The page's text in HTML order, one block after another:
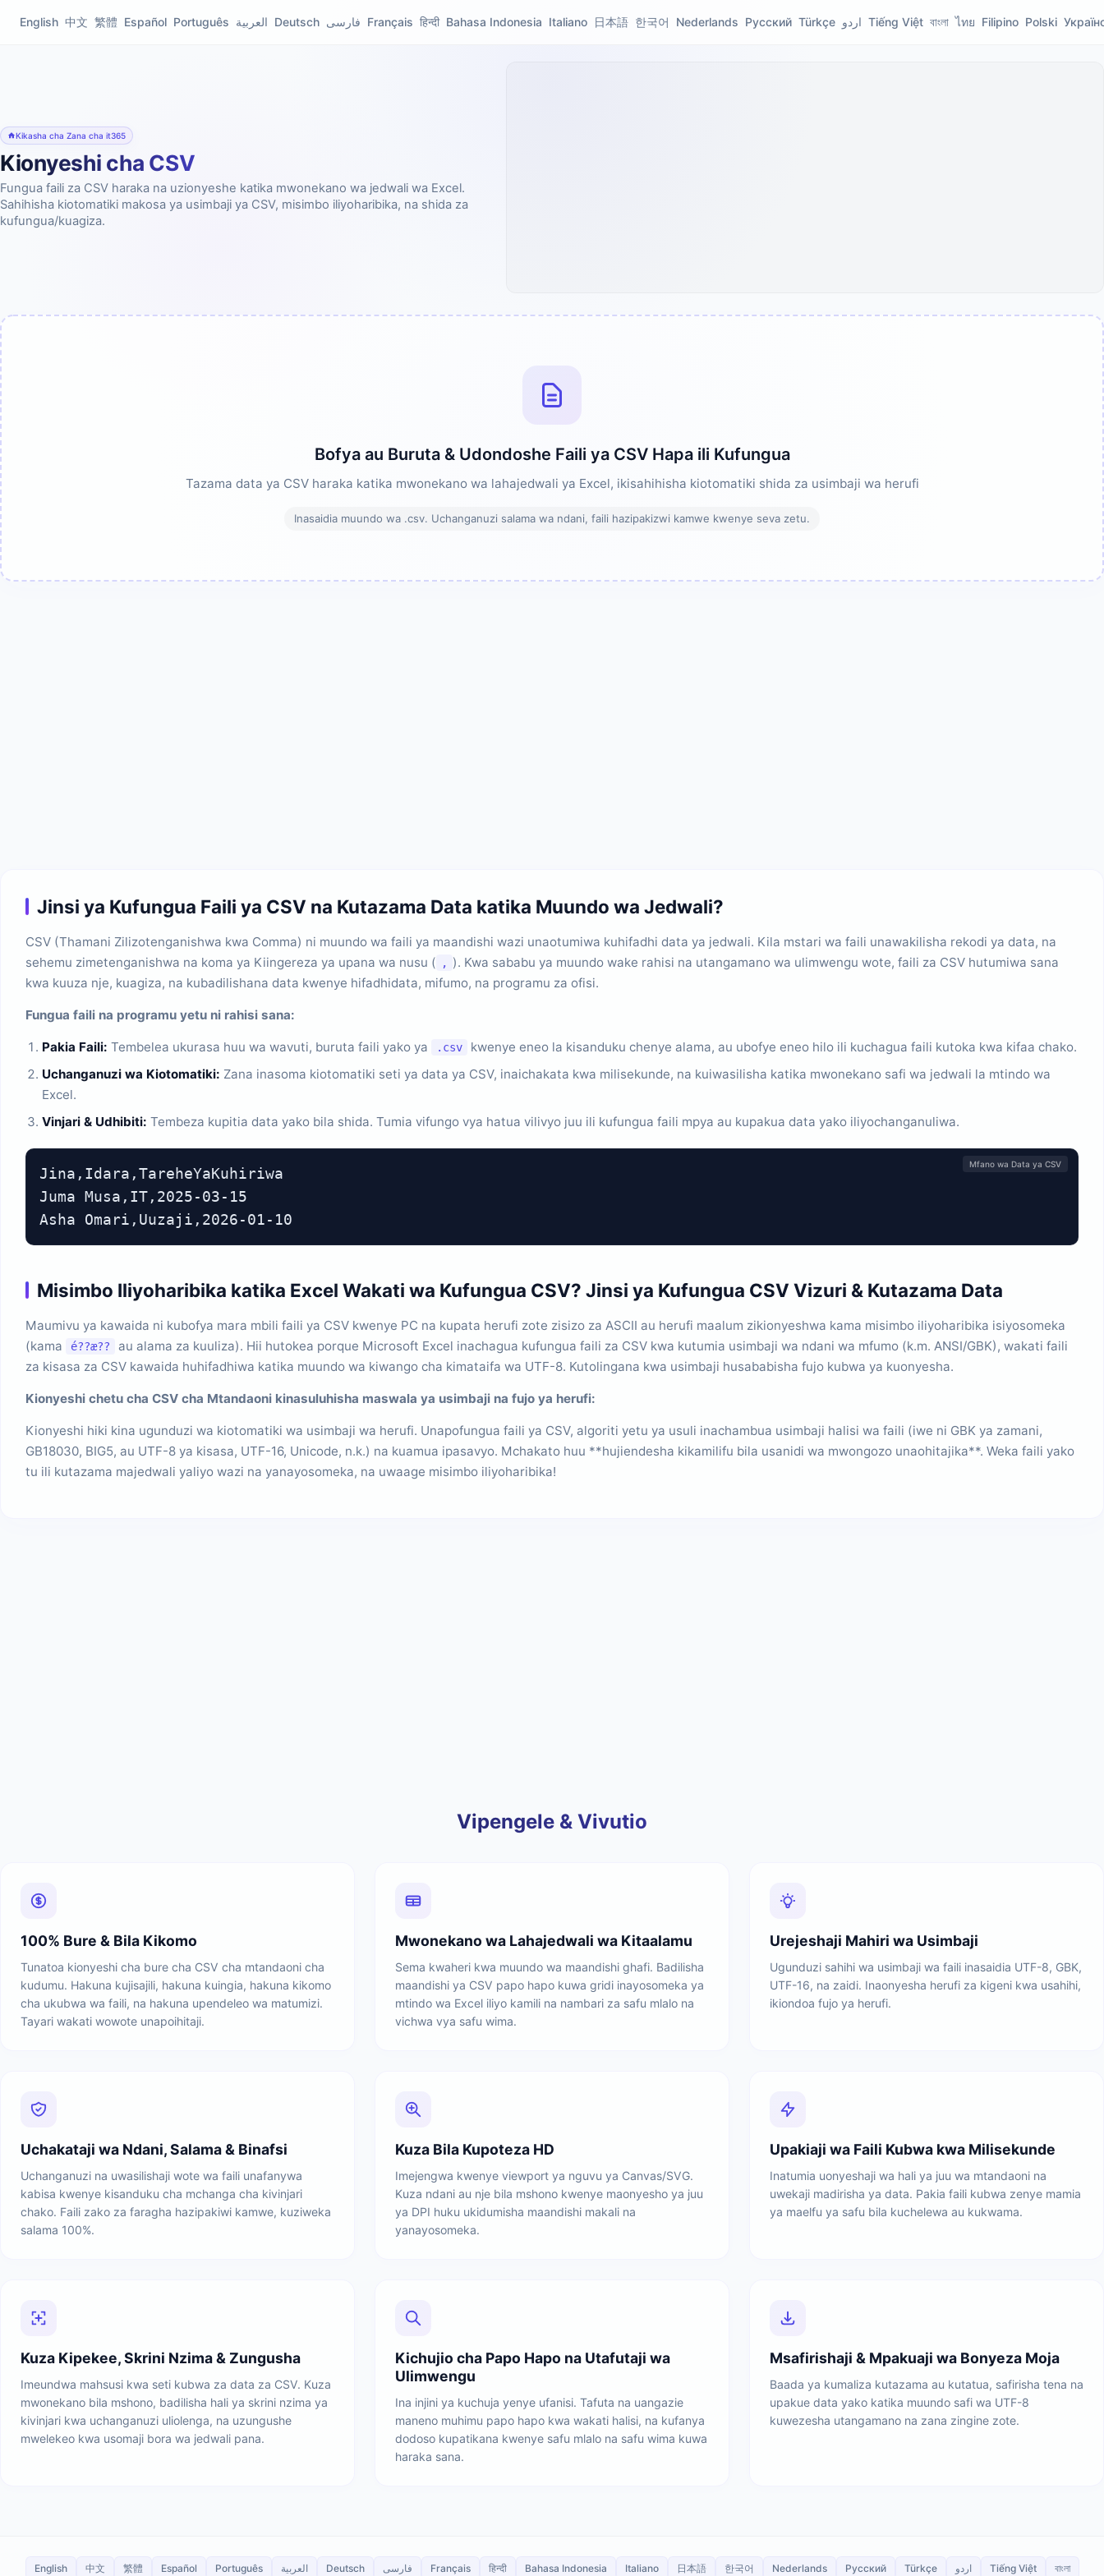
English 中文 繁體 Español Português العربية Deutsch فارسی Français हिन्दी Bahasa Indonesia Italiano 日本語 한국어 Nederlands Русский Türkçe اردو Tiếng Việt বাংলা ไทย Filipino Polski
Kikasha cha Zana cha it365
Kionyeshi cha CSV
Fungua faili za CSV haraka na uzionyeshe katika mwonekano wa jedwali wa Excel.
Sahihisha kiotomatiki makosa ya usimbaji ya CSV, misimbo iliyoharibika, na shida za
kufungua/kuagiza.
Bofya au Buruta & Udondoshe Faili ya CSV Hapa ili Kufungua
Tazama data ya CSV haraka katika mwonekano wa lahajedwali ya Excel, ikisahihisha kiotomatiki shida za usimbaji wa herufi
Inasaidia muundo wa .csv. Uchanganuzi salama wa ndani, faili hazipakizwi kamwe kwenye seva zetu.
Jinsi ya Kufungua Faili ya CSV na Kutazama Data katika Muundo wa Jedwali?
CSV (Thamani Zilizotenganishwa kwa Comma) ni muundo wa faili ya maandishi wazi unaotumiwa kuhifadhi data ya jedwali. Kila mstari wa faili unawakilisha rekodi ya data, na
sehemu zimetenganishwa na koma ya Kiingereza ya upana wa nusu (
, ). Kwa sababu ya muundo wake rahisi na utangamano wa ulimwengu wote, faili za CSV hutumiwa sana
kwa kuuza nje, kuagiza, na kubadilishana data kwenye hifadhidata, mifumo, na programu za ofisi.
Fungua faili na programu yetu ni rahisi sana:
Pakia Faili: Tembelea ukurasa huu wa wavuti, buruta faili yako ya .csv
kwenye eneo la kisanduku chenye alama, au ubofye eneo hilo ili kuchagua faili kutoka kwa kifaa chako.
Uchanganuzi wa Kiotomatiki: Zana inasoma kiotomatiki seti ya data ya CSV, inaichakata kwa milisekunde, na kuiwasilisha katika mwonekano safi wa jedwali la mtindo wa
Excel.
Vinjari & Udhibiti: Tembeza kupitia data yako bila shida. Tumia vifungo vya hatua vilivyo juu ili kufungua faili mpya au kupakua data yako iliyochanganuliwa.
Mfano wa Data ya CSV
Jina,Idara,TareheYaKuhiriwa
Juma Musa,IT,2025-03-15
Asha Omari,Uuzaji,2026-01-10
Misimbo Iliyoharibika katika Excel Wakati wa Kufungua CSV? Jinsi ya Kufungua CSV Vizuri & Kutazama Data
Maumivu ya kawaida ni kubofya mara mbili faili ya CSV kwenye PC na kupata herufi zote zisizo za ASCII au herufi maalum zikionyeshwa kama misimbo iliyoharibika isiyosomeka
(kama
é??æ??
au alama za kuuliza). Hii hutokea porque Microsoft Excel inachagua kufungua faili za CSV kwa kutumia usimbaji wa ndani wa mfumo (k.m. ANSI/GBK), wakati faili
za kisasa za CSV kawaida huhifadhiwa katika muundo wa kiwango cha kimataifa wa UTF-8. Kutolingana kwa usimbaji husababisha fujo kubwa ya kuonyesha.
Kionyeshi chetu cha CSV cha Mtandaoni kinasuluhisha maswala ya usimbaji na fujo ya herufi:
Kionyeshi hiki kina ugunduzi wa kiotomatiki wa usimbaji wa herufi. Unapofungua faili ya CSV, algoriti yetu ya usuli inachambua usimbaji halisi wa faili (iwe ni GBK ya zamani,
GB18030, BIG5, au UTF-8 ya kisasa, UTF-16, Unicode, n.k.) na kuamua ipasavyo. Mchakato huu **hujiendesha kikamilifu bila usanidi wa mwongozo unaohitajika**. Weka faili yako
tu ili kutazama majedwali yaliyo wazi na yanayosomeka, na uwaage misimbo iliyoharibika!
Vipengele & Vivutio
100% Bure & Bila Kikomo
Tunatoa kionyeshi cha bure cha CSV cha mtandaoni cha
kudumu. Hakuna kujisajili, hakuna kuingia, hakuna kikomo
cha ukubwa wa faili, na hakuna upendeleo wa matumizi.
Tayari wakati wowote unapoihitaji.
Mwonekano wa Lahajedwali wa Kitaalamu
Sema kwaheri kwa muundo wa maandishi ghafi. Badilisha
maandishi ya CSV papo hapo kuwa gridi inayosomeka ya
mtindo wa Excel iliyo kamili na nambari za safu mlalo na
vichwa vya safu wima.
Urejeshaji Mahiri wa Usimbaji
Ugunduzi sahihi wa usimbaji wa faili inasaidia UTF-8, GBK,
UTF-16, na zaidi. Inaonyesha herufi za kigeni kwa usahihi,
ikiondoa fujo ya herufi.
Uchakataji wa Ndani, Salama & Binafsi
Uchanganuzi na uwasilishaji wote wa faili unafanywa
kabisa kwenye kisanduku cha mchanga cha kivinjari
chako. Faili zako za faragha hazipakiwi kamwe, kuziweka
salama 100%.
Kuza Bila Kupoteza HD
Imejengwa kwenye viewport ya nguvu ya Canvas/SVG.
Kuza ndani au nje bila mshono kwenye maonyesho ya juu
ya DPI huku ukidumisha maandishi makali na
yanayosomeka.
Upakiaji wa Faili Kubwa kwa Milisekunde
Inatumia uonyeshaji wa hali ya juu wa mtandaoni na
uwekaji madirisha ya data. Pakia faili kubwa zenye mamia
ya maelfu ya safu bila kuchelewa au kukwama.
Kuza Kipekee, Skrini Nzima & Zungusha
Imeundwa mahsusi kwa seti kubwa za data za CSV. Kuza
mwonekano bila mshono, badilisha hali ya skrini nzima ya
kivinjari kwa uchanganuzi uliolenga, na uzungushe
mwelekeo kwa usomaji bora wa jedwali pana.
Kichujio cha Papo Hapo na Utafutaji wa
Ulimwengu
Ina injini ya kuchuja yenye ufanisi. Tafuta na uangazie
maneno muhimu papo hapo kwa wakati halisi, na kufanya
dodoso kupatikana kwenye safu mlalo na safu wima kuwa
haraka sana.
Msafirishaji & Mpakuaji wa Bonyeza Moja
Baada ya kumaliza kutazama au kutatua, safirisha tena na
upakue data yako katika muundo safi wa UTF-8
kuwezesha utangamano na zana zingine zote.
English 中文 繁體 Español Português العربية Deutsch فارسی Français हिन्दी Bahasa Indonesia Italiano 日本語 한국어 Nederlands Русский Türkçe اردو Tiếng Việt বাংলা